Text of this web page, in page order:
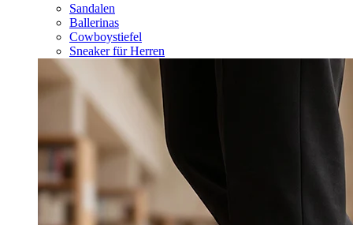
Sandalen
Ballerinas
Cowboystiefel
Sneaker für Herren